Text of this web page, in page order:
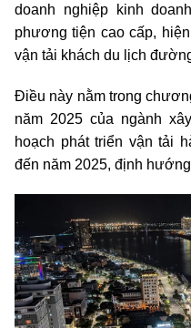
doanh nghiệp kinh
phương tiện cao cấp,
vận tải khách du lịch
Điều này nằm trong
năm 2025 của ngành
hoạch phát triển vận tải
đến năm 2025, định